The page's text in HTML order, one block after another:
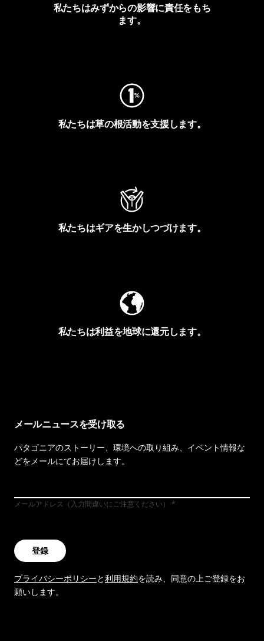
私たちはみずからの影響に責任をもち
ます。
私たちは草の根活動を支援します。
私たちはギアを生かしつづけます。
私たちは利益を地球に還元します。
メールニュースを受け取る
パタゴニアのストーリー、環境への取り組み、イベント情報な
どをメールにてお届けします。
メールアドレス（入力間違いにご注意ください）
登録
プライバシーポリシーと利用規約を読み、同意の上ご登録をお
願いします。